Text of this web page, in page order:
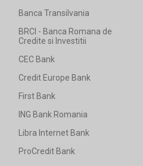
Banca Transilvania
BRCI - Banca Romana de
Credite si Investitii
CEC Bank
Credit Europe Bank
First Bank
ING Bank Romania
Libra Internet Bank
ProCredit Bank